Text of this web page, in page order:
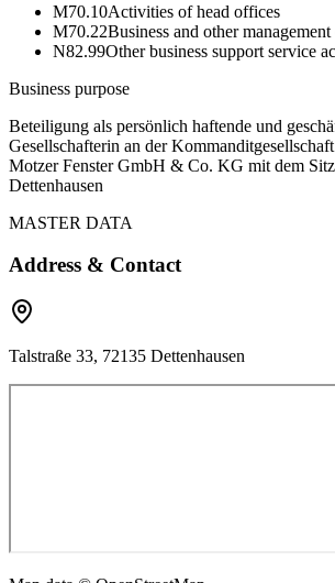
M70.10Activities of head offices
M70.22Business and other
N82.99Other business support service
Business purpose
Beteiligung als persönlich haftende und
Gesellschafterin an der
Motzer Fenster GmbH & Co. KG mit dem
Dettenhausen
MASTER DATA
Address & Contact
Talstraße 33, 72135 Dettenhausen